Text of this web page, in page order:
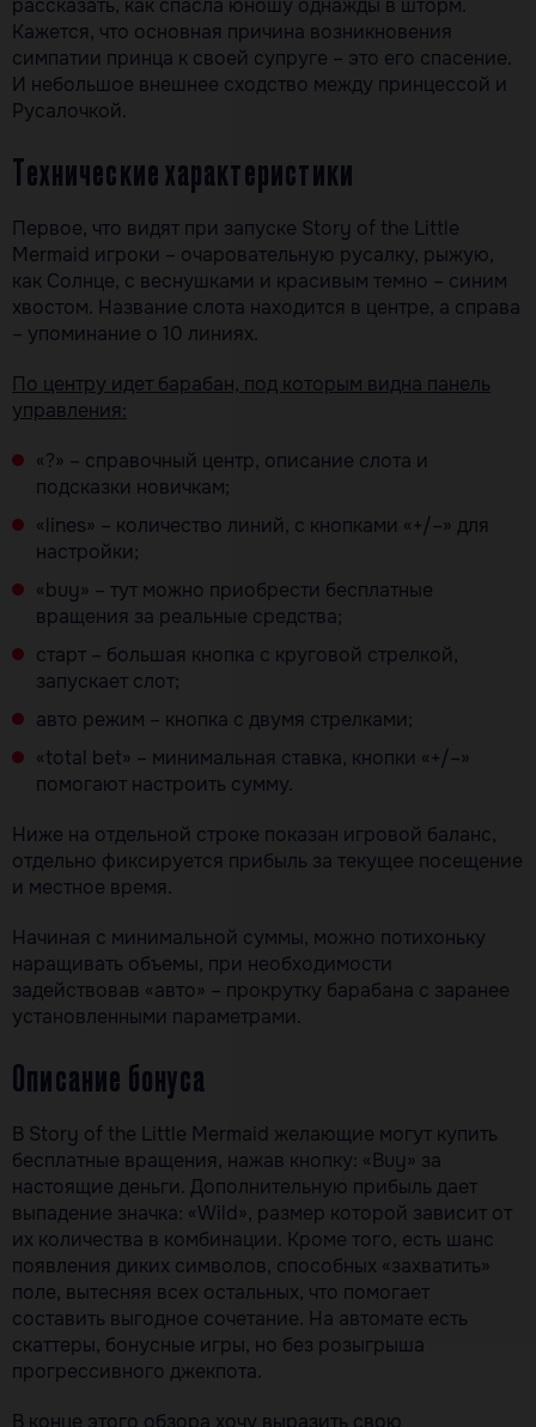
рассказать, как спасла юношу однажды в шторм.
Кажется, что основная причина возникновения
симпатии принца к своей супруге – это его спасение.
И небольшое внешнее сходство между принцессой и
Русалочкой.
Технические характеристики
Первое, что видят при запуске Story of the Little
Mermaid игроки – очаровательную русалку, рыжую,
как Солнце, с веснушками и красивым темно – синим
хвостом. Название слота находится в центре, а справа
– упоминание о 10 линиях.
По центру идет барабан, под которым видна панель
управления:
«?» – справочный центр, описание слота и
подсказки новичкам;
«lines» – количество линий, с кнопками «+/–» для
настройки;
«buy» – тут можно приобрести бесплатные
вращения за реальные средства;
старт – большая кнопка с круговой стрелкой,
запускает слот;
авто режим – кнопка с двумя стрелками;
«total bet» – минимальная ставка, кнопки «+/–»
помогают настроить сумму.
Ниже на отдельной строке показан игровой баланс,
отдельно фиксируется прибыль за текущее посещение
и местное время.
Начиная с минимальной суммы, можно потихоньку
наращивать объемы, при необходимости
задействовав «авто» – прокрутку барабана с заранее
установленными параметрами.
Описание бонуса
В Story of the Little Mermaid желающие могут купить
бесплатные вращения, нажав кнопку: «Buy» за
настоящие деньги. Дополнительную прибыль дает
выпадение значка: «Wild», размер которой зависит от
их количества в комбинации. Кроме того, есть шанс
появления диких символов, способных «захватить»
поле, вытесняя всех остальных, что помогает
составить выгодное сочетание. На автомате есть
скаттеры, бонусные игры, но без розыгрыша
прогрессивного джекпота.
В конце этого обзора хочу выразить свою